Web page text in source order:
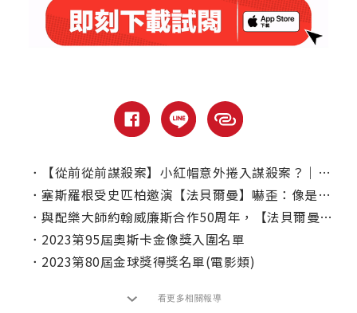
．
【從前從前謀殺案】小紅帽意外捲入謀殺案？｜本周上線、電視首播推薦
． 塞斯羅根受史匹柏邀演【法貝爾曼】嚇歪：像是被叫到好萊塢校長室
． 與配樂大師約翰威廉斯合作50周年，【法貝爾曼】動人鋼琴曲逼哭史匹柏
． 2023第95屆奧斯卡金像獎入圍名單
． 2023第80屆金球獎得獎名單(電影類)
看更多相關報導